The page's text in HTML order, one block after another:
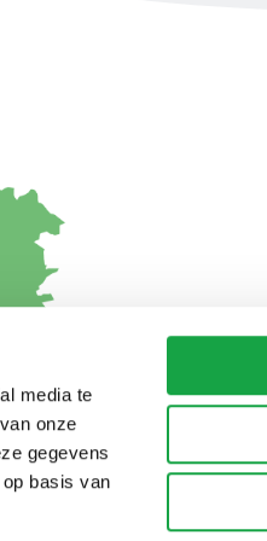
media te
onze
gegevens
basis van